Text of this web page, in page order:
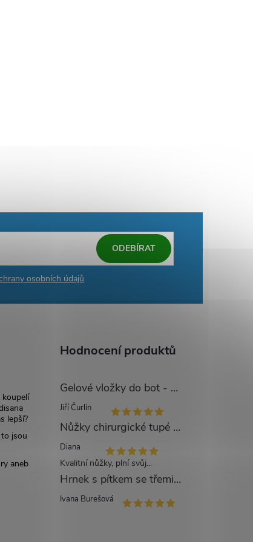
osobních údajů
ODEBÍRAT
lepší?
jsou
aneb
Hodnocení produktů
Gelové vložky do bot - UNI
Jiří Čurlin
Nůžky chirurgické tupé zahnuté - 14 cm
Diana
Kvalitní nůžky, plní svůj...
Hrnek s pítkem se třemi víčky mléčný - 250 ml
Ivana Burešová